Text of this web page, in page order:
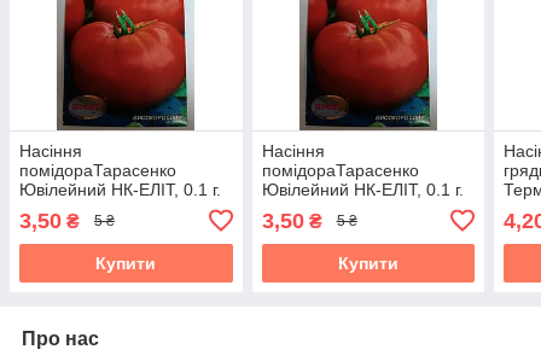
Насіння
помідораТарасенко
Ювілейний НК-ЕЛІТ, 0.1 г.
31.10.2026
3,50 ₴ 5 ₴
Купити
Насіння
помідораТарасенко
Ювілейний НК-ЕЛІТ, 0.1 г.
31.10.2026
3,50₴ 5 ₴
Купити
Про нас